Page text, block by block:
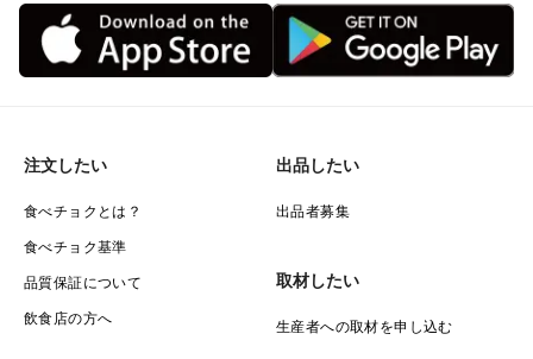
注文したい
食べチョクとは？
食べチョク基準
品質保証について
飲食店の方へ
出品したい
出品者募集
取材したい
生産者への取材を申し込む